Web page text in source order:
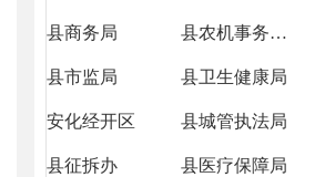
县商务局 县农机事务中心
县市监局 县卫生健康局
安化经开区 县城管执法局
县征拆办 县医疗保障局